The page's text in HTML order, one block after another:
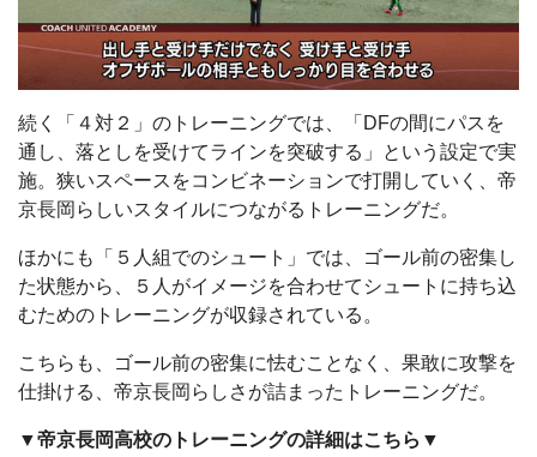
続く「４対２」のトレーニングでは、「DFの間にパスを
通し、落としを受けてラインを突破する」という設定で実
施。狭いスペースをコンビネーションで打開していく、帝
京長岡らしいスタイルにつながるトレーニングだ。
ほかにも「５人組でのシュート」では、ゴール前の密集し
た状態から、５人がイメージを合わせてシュートに持ち込
むためのトレーニングが収録されている。
こちらも、ゴール前の密集に怯むことなく、果敢に攻撃を
仕掛ける、帝京長岡らしさが詰まったトレーニングだ。
▼帝京長岡高校のトレーニングの詳細はこちら▼